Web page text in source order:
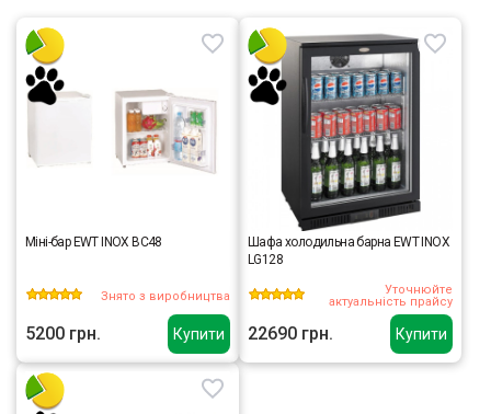
Купити
Міні-бар EWT INOX BC48
Знято з виробництва
5200 грн. Купити
Шафа холодильна барна EWT INOX
LG128
Уточнюйте
актуальність прайсу
22690 грн.